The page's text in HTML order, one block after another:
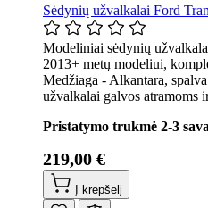
Sėdynių užvalkalai Ford
Modeliniai sėdynių
2013+ metų modeliui,
Medžiaga - Alkantara,
užvalkalai galvos atramoms
Pristatymo trukmė 2-3
219,00 €
Į krepšelį